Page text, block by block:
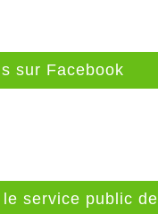
sur Facebook
service public de